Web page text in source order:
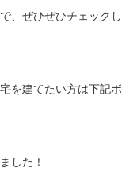
、ぜひぜひチェックし
を建てたい方は下記ボ
した！